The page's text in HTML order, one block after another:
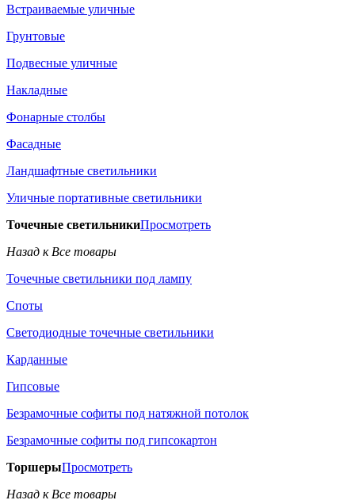
Встраиваемые уличные
Грунтовые
Подвесные уличные
Накладные
Фонарные столбы
Фасадные
Ландшафтные светильники
Уличные портативные светильники
Точечные светильникиПросмотреть
Назад к Все товары
Точечные светильники под лампу
Споты
Светодиодные точечные светильники
Карданные
Гипсовые
Безрамочные софиты под натяжной потолок
Безрамочные софиты под гипсокартон
ТоршерыПросмотреть
Назад к Все товары